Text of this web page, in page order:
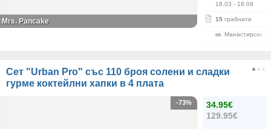
18.03 - 18.09
15 грабнати
кв. Манастирски
Mrs. Pancake
Сет "Urban Pro" със 110 броя солени и сладки
гурме коктейлни хапки в 4 плата
34.95€
129.95€
-73%